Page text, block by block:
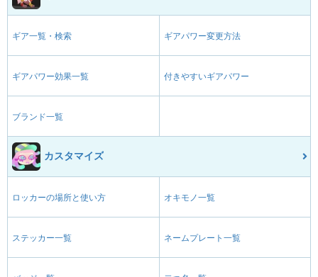
ギア一覧・検索 ギアパワー変更方法
ギアパワー効果一覧 付きやすいギアパワー
ブランド一覧
カスタマイズ
ロッカーの場所と使い方 オキモノ一覧
ステッカー一覧 ネームプレート一覧